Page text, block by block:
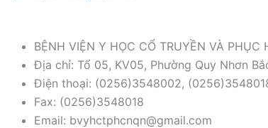
BỆNH VIỆN Y HỌC CỔ TRUYỀN VÀ
Địa chỉ: Tổ 05, KV05, Phường Quy Nhơn
Điện thoại: (0256)3548002,
Fax: (0256)3548018
Email: bvyhctphcnqn@gmail.com